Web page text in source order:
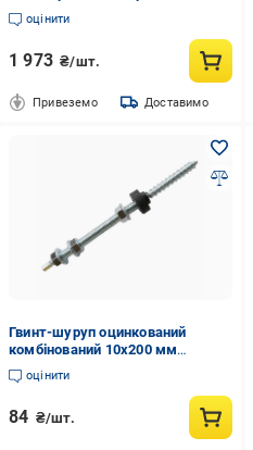
(2983439610)
оцінити
1 973 ₴/шт.
Привеземо Доставимо
Гвинт-шуруп оцинкований
комбінований 10х200 мм
(3098521869)
оцінити
84 ₴/шт.